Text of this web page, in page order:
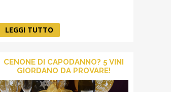
LEGGI TUTTO
CENONE DI CAPODANNO? 5 VINI
GIORDANO DA PROVARE!